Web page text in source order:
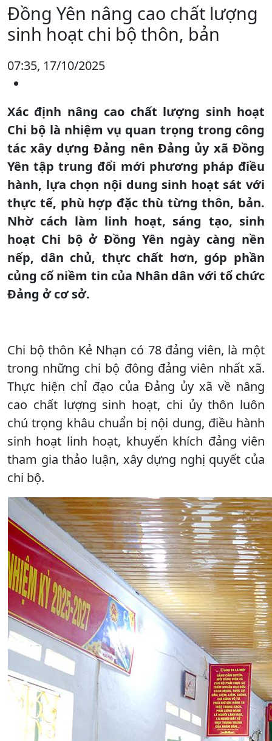
Đồng Yên nâng cao chất lượng
sinh hoạt chi bộ thôn, bản
07:35, 17/10/2025
Xác định nâng cao chất lượng sinh hoạt
Chi bộ là nhiệm vụ quan trọng trong công
tác xây dựng Đảng nên Đảng ủy xã Đồng
Yên tập trung đổi mới phương pháp điều
hành, lựa chọn nội dung sinh hoạt sát với
thực tế, phù hợp đặc thù từng thôn, bản.
Nhờ cách làm linh hoạt, sáng tạo, sinh
hoạt Chi bộ ở Đồng Yên ngày càng nền
nếp, dân chủ, thực chất hơn, góp phần
củng cố niềm tin của Nhân dân với tổ chức
Đảng ở cơ sở.
Chi bộ thôn Kẻ Nhạn có 78 đảng viên, là một
trong những chi bộ đông đảng viên nhất xã.
Thực hiện chỉ đạo của Đảng ủy xã về nâng
cao chất lượng sinh hoạt, chi ủy thôn luôn
chú trọng khâu chuẩn bị nội dung, điều hành
sinh hoạt linh hoạt, khuyến khích đảng viên
tham gia thảo luận, xây dựng nghị quyết của
chi bộ.